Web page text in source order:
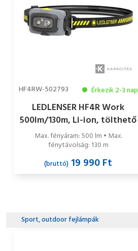
HF4RW-502793 Érkezik 2-3 nap
LEDLENSER HF4R Work
500lm/130m, Li-ion, tölthető
ipari fejlámpa
Max. fényáram: 500 lm • Max.
fénytávolság: 130 m
(bruttó) 19 990 Ft
Sport, outdoor fejlámpák